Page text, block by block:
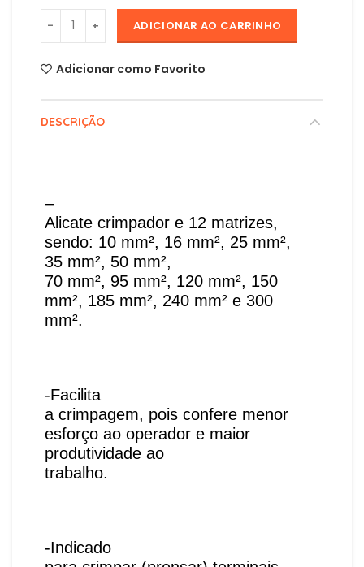
ADICIONAR AO CARRINHO
Adicionar como Favorito
DESCRIÇÃO
–
Alicate crimpador e 12 matrizes,
sendo: 10 mm², 16 mm², 25 mm²,
35 mm², 50 mm²,
70 mm², 95 mm², 120 mm², 150
mm², 185 mm², 240 mm² e 300
mm².
-Facilita
a crimpagem, pois confere menor
esforço ao operador e maior
produtividade ao
trabalho.
-Indicado